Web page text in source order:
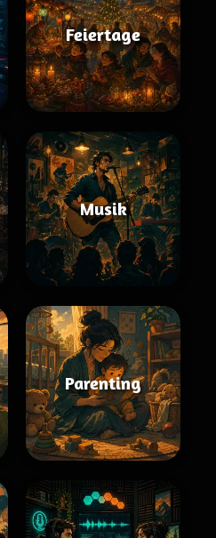
Feiertage
Musik
Parenting